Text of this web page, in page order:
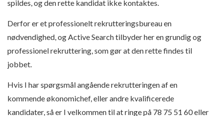
spildes, og den rette kandidat ikke kontaktes.
Derfor er et professionelt rekrutteringsbureau en
nødvendighed, og Active Search tilbyder her en grundig og
professionel rekruttering, som gør at den rette findes til
jobbet.
Hvis I har spørgsmål angående rekrutteringen af en
kommende økonomichef, eller andre kvalificerede
kandidater, så er I velkommen til at ringe på 78 75 51 60 eller